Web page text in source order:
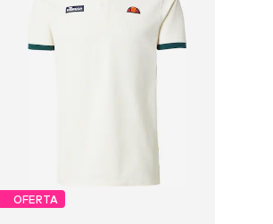
OFERTA